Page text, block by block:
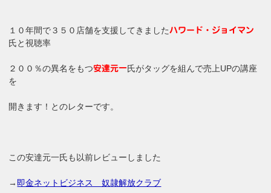
１０年間で３５０店舗を支援してきましたハワード・ジョイマン
氏と視聴率
２００％の異名をもつ安達元一氏がタッグを組んで売上UPの講座
を
開きます！とのレターです。
この安達元一氏も以前レビューしました
→ 即金ネットビジネス 奴隷解放クラブ